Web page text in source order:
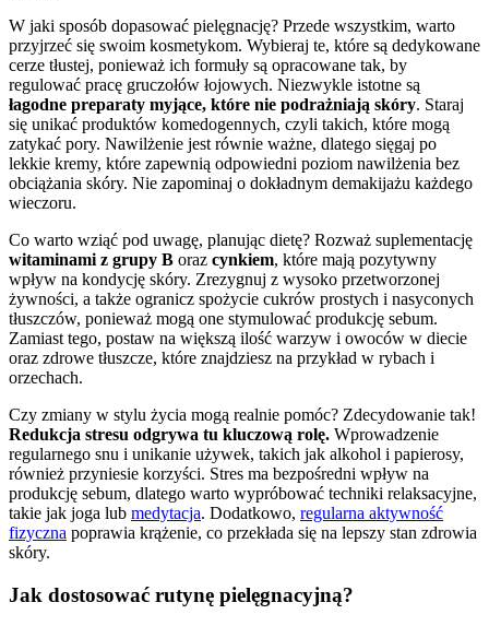
W jaki sposób dopasować pielęgnację? Przede wszystkim, warto
przyjrzeć się swoim kosmetykom. Wybieraj te, które są dedykowane
cerze tłustej, ponieważ ich formuły są opracowane tak, by
regulować pracę gruczołów łojowych. Niezwykle istotne są
łagodne preparaty myjące, które nie podrażniają skóry. Staraj
się unikać produktów komedogennych, czyli takich, które mogą
zatykać pory. Nawilżenie jest równie ważne, dlatego sięgaj po
lekkie kremy, które zapewnią odpowiedni poziom nawilżenia bez
obciążania skóry. Nie zapominaj o dokładnym demakijażu każdego
wieczoru.
Co warto wziąć pod uwagę, planując dietę? Rozważ suplementację
witaminami z grupy B oraz cynkiem, które mają pozytywny
wpływ na kondycję skóry. Zrezygnuj z wysoko przetworzonej
żywności, a także ogranicz spożycie cukrów prostych i nasyconych
tłuszczów, ponieważ mogą one stymulować produkcję sebum.
Zamiast tego, postaw na większą ilość warzyw i owoców w diecie
oraz zdrowe tłuszcze, które znajdziesz na przykład w rybach i
orzechach.
Czy zmiany w stylu życia mogą realnie pomóc? Zdecydowanie tak!
Redukcja stresu odgrywa tu kluczową rolę. Wprowadzenie
regularnego snu i unikanie używek, takich jak alkohol i papierosy,
również przyniesie korzyści. Stres ma bezpośredni wpływ na
produkcję sebum, dlatego warto wypróbować techniki relaksacyjne,
takie jak joga lub medytacja. Dodatkowo, regularna aktywność
fizyczna poprawia krążenie, co przekłada się na lepszy stan zdrowia
skóry.
Jak dostosować rutynę pielęgnacyjną?